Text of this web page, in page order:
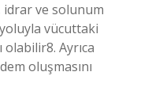
idrar ve solunum
vücuttaki
olabilir8. Ayrıca
oluşmasını